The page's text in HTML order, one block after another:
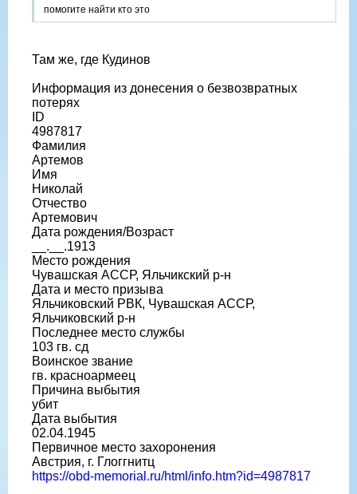
помогите найти кто это
Там же, где Кудинов
Информация из донесения о безвозвратных
потерях
ID
4987817
Фамилия
Артемов
Имя
Николай
Отчество
Артемович
Дата рождения/Возраст
__.__.1913
Место рождения
Чувашская АССР, Яльчикский р-н
Дата и место призыва
Яльчиковский РВК, Чувашская АССР,
Яльчиковский р-н
Последнее место службы
103 гв. сд
Воинское звание
гв. красноармеец
Причина выбытия
убит
Дата выбытия
02.04.1945
Первичное место захоронения
Австрия, г. Глоггнитц
https://obd-memorial.ru/html/info.htm?id=4987817